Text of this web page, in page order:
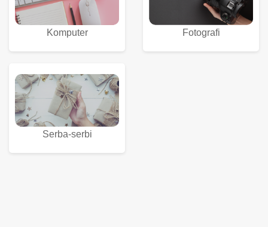
Komputer Fotografi
Serba-serbi